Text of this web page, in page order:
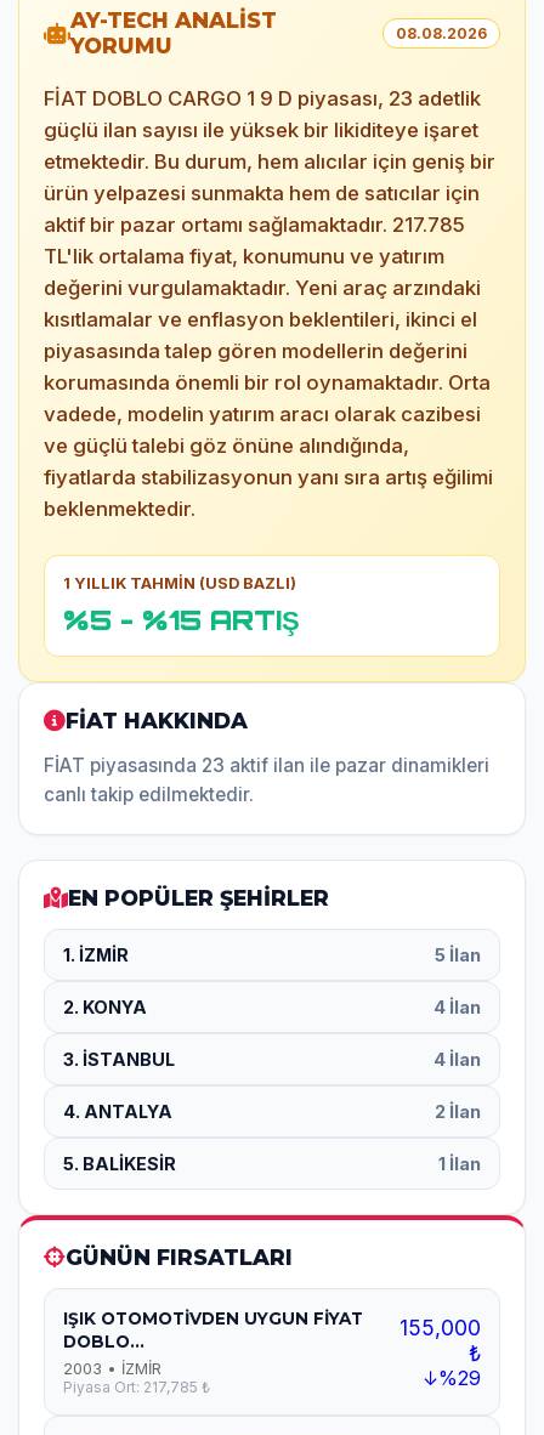
AY-TECH ANALİST
YORUMU
08.08.2026
FİAT DOBLO CARGO 1 9 D piyasası, 23 adetlik
güçlü ilan sayısı ile yüksek bir likiditeye işaret
etmektedir. Bu durum, hem alıcılar için geniş bir
ürün yelpazesi sunmakta hem de satıcılar için
aktif bir pazar ortamı sağlamaktadır. 217.785
TL'lik ortalama fiyat, konumunu ve yatırım
değerini vurgulamaktadır. Yeni araç arzındaki
kısıtlamalar ve enflasyon beklentileri, ikinci el
piyasasında talep gören modellerin değerini
korumasında önemli bir rol oynamaktadır. Orta
vadede, modelin yatırım aracı olarak cazibesi
ve güçlü talebi göz önüne alındığında,
fiyatlarda stabilizasyonun yanı sıra artış eğilimi
beklenmektedir.
1 YILLIK TAHMİN (USD BAZLI)
%5 - %15 ARTIŞ
FİAT HAKKINDA
FİAT piyasasında 23 aktif ilan ile pazar dinamikleri
canlı takip edilmektedir.
EN POPÜLER ŞEHİRLER
1. İZMİR 5 İlan
2. KONYA 4 İlan
3. İSTANBUL 4 İlan
4. ANTALYA 2 İlan
5. BALİKESİR 1 İlan
GÜNÜN FIRSATLARI
IŞIK OTOMOTİVDEN UYGUN FİYAT
DOBLO...
2003 • İZMİR
Piyasa Ort: 217,785 ₺
155,000
₺
↓%29